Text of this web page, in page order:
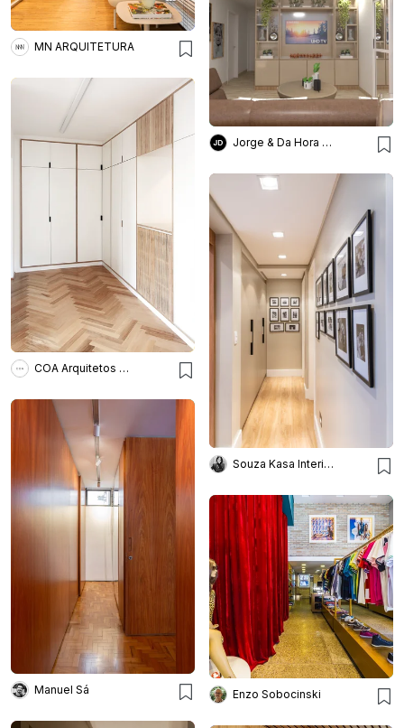
MN ARQUITETURA
Jorge & Da Hora Arquitetura e Interiores
COA Arquitetos Associados
Souza Kasa Interiores
Manuel Sá Enzo Sobocinski